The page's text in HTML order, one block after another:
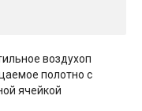
воздухоп
полотно с
ячейкой